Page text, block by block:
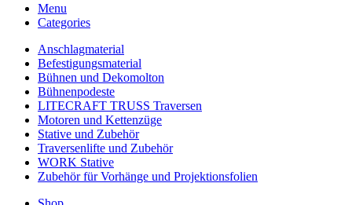
Menu
Categories
Anschlagmaterial
Befestigungsmaterial
Bühnen und Dekomolton
Bühnenpodeste
LITECRAFT TRUSS Traversen
Motoren und Kettenzüge
Stative und Zubehör
Traversenlifte und Zubehör
WORK Stative
Zubehör für Vorhänge und Projektionsfolien